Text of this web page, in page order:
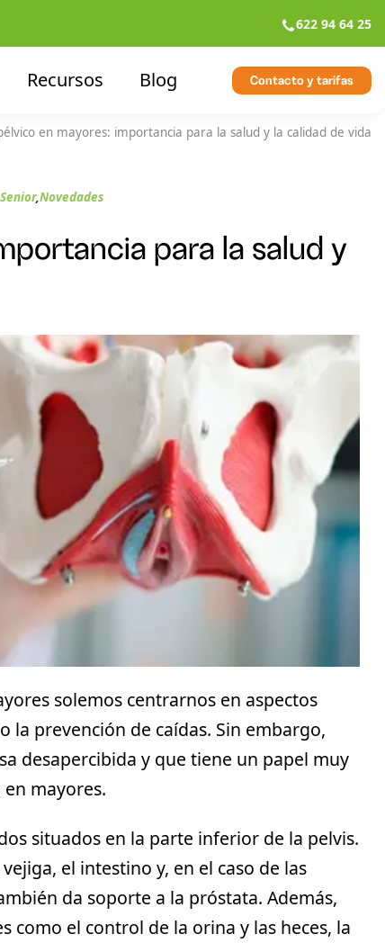
622 94 64 25
Recursos Blog Contacto y tarifas
en mayores: importancia para la salud y la calidad de vida
,Novedades
para la salud y
solemos centrarnos en aspectos
la prevención de caídas. Sin embargo,
desapercibida y que tiene un papel muy
en mayores.
situados en la parte inferior de la pelvis.
el intestino y, en el caso de las
da soporte a la próstata. Además,
como el control de la orina y las heces, la